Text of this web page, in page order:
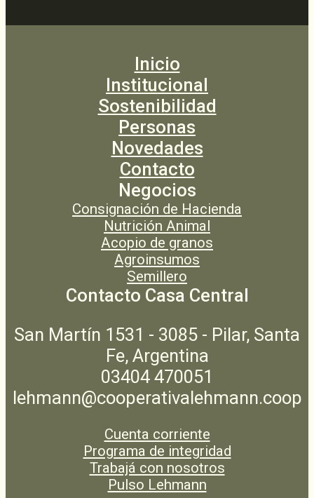
Inicio
Institucional
Sostenibilidad
Personas
Novedades
Contacto
Negocios
Consignación de Hacienda
Nutrición Animal
Acopio de granos
Agroinsumos
Semillero
Contacto Casa Central
San Martín 1531 - 3085 - Pilar, Santa
Fe, Argentina
03404 470051
lehmann@cooperativalehmann.coop
Cuenta corriente
Programa de integridad
Trabajá con nosotros
Pulso Lehmann